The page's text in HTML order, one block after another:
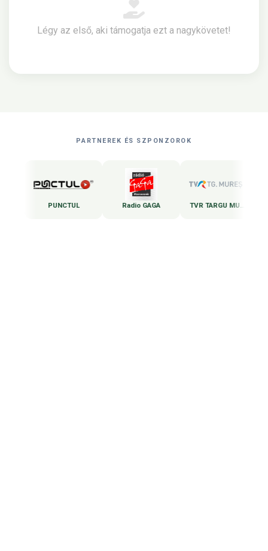
Légy az első, aki támogatja ezt a nagykövetet!
PARTNEREK ÉS SZPONZOROK
PUNCTUL Radio GAGA TVR TARGU MURES